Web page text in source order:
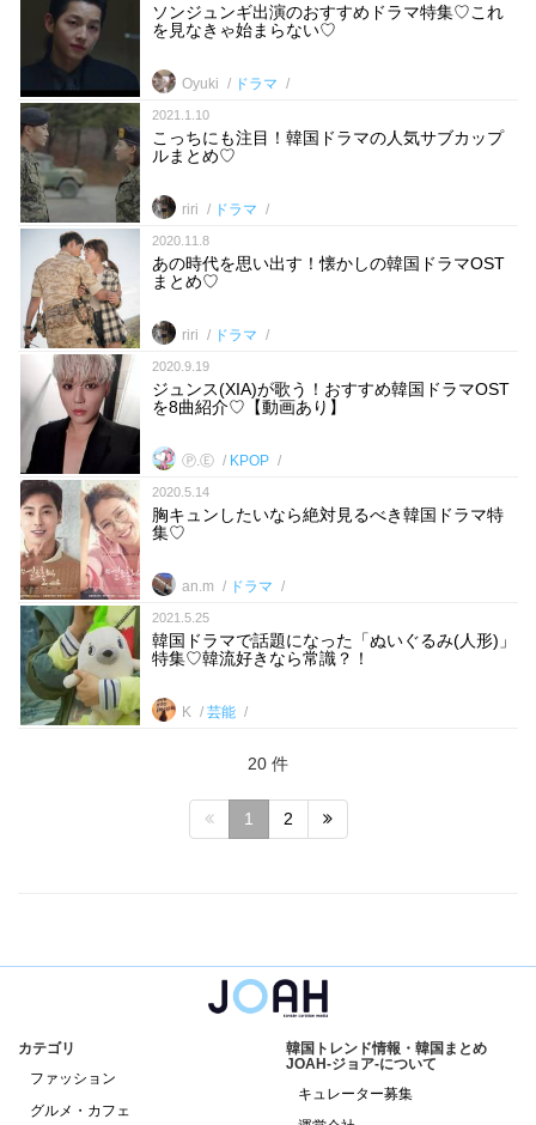
ソンジュンギ出演のおすすめドラマ特集♡これ
を見なきゃ始まらない♡
Oyuki ドラマ
2021.1.10
こっちにも注目！韓国ドラマの人気サブカップ
ルまとめ♡
riri ドラマ
2020.11.8
あの時代を思い出す！懐かしの韓国ドラマOST
まとめ♡
riri ドラマ
2020.9.19
ジュンス(XIA)が歌う！おすすめ韓国ドラマOST
を8曲紹介♡【動画あり】
Ⓟ.Ⓔ KPOP
2020.5.14
胸キュンしたいなら絶対見るべき韓国ドラマ特
集♡
an.m ドラマ
2021.5.25
韓国ドラマで話題になった「ぬいぐるみ(人形)」
特集♡韓流好きなら常識？！
K 芸能
20 件
1 2
カテゴリ
ファッション
グルメ・カフェ
韓国トレンド情報・韓国まとめ
JOAH-ジョア-について
キュレーター募集